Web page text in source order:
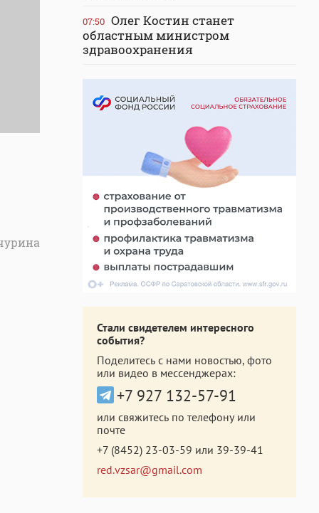
07:50 Олег Костин станет
областным министром
здравоохранения
Стали свидетелем интересного
события?
Поделитесь с нами новостью, фото
или видео в мессенджерах:
+7 927 132-57-91
или свяжитесь по телефону или
почте
+7 (8452) 23-03-59 или 39-39-41
red.vzsar@gmail.com